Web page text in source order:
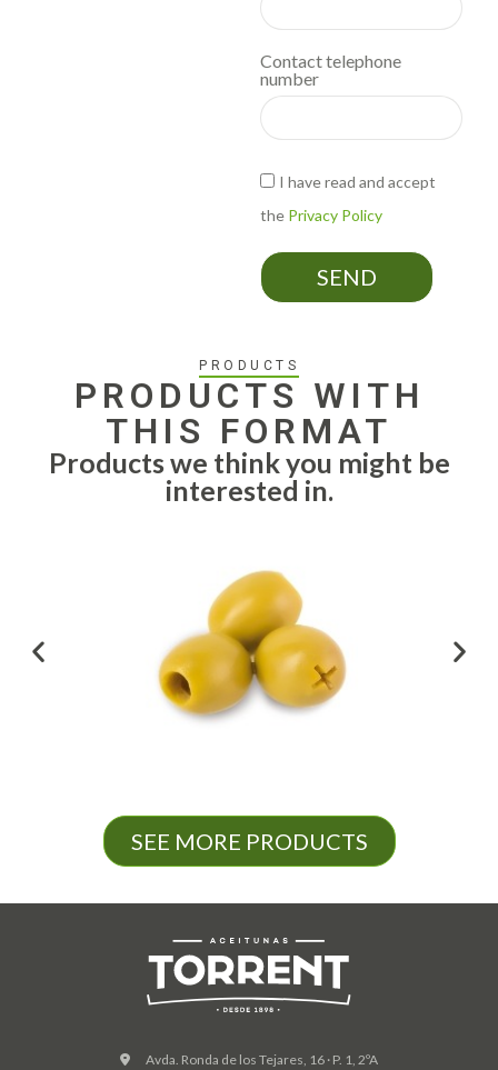
Contact telephone
number
I have read and accept
the Privacy Policy
SEND
PRODUCTS
PRODUCTS WITH
THIS FORMAT
Products we think you might be
interested in.
SEE MORE PRODUCTS
Avda. Ronda de los Tejares, 16 · P. 1, 2ºA